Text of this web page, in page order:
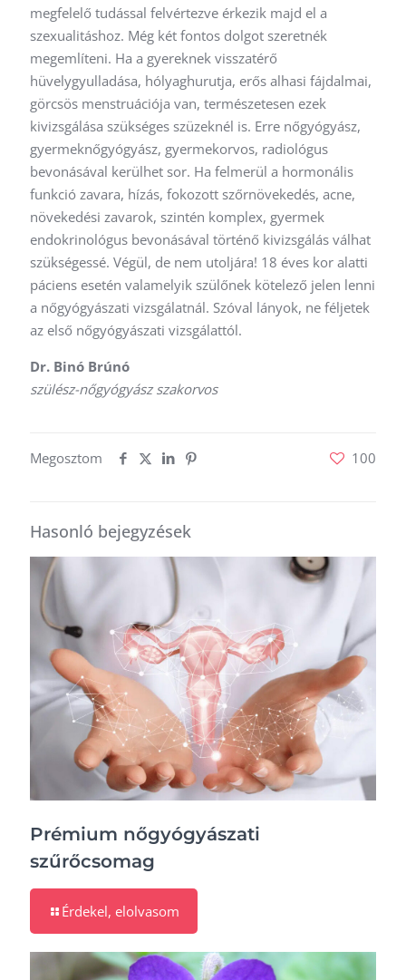
megfelelő tudással felvértezve érkezik majd el a
szexualitáshoz. Még két fontos dolgot szeretnék
megemlíteni. Ha a gyereknek visszatérő
hüvelygyulladása, hólyaghurutja, erős alhasi fájdalmai,
görcsös menstruációja van, természetesen ezek
kivizsgálása szükséges szüzeknél is. Erre nőgyógyász,
gyermeknőgyógyász, gyermekorvos, radiológus
bevonásával kerülhet sor. Ha felmerül a hormonális
funkció zavara, hízás, fokozott szőrnövekedés, acne,
növekedési zavarok, szintén komplex, gyermek
endokrinológus bevonásával történő kivizsgálás válhat
szükségessé. Végül, de nem utoljára! 18 éves kor alatti
páciens esetén valamelyik szülőnek kötelező jelen lenni
a nőgyógyászati vizsgálatnál. Szóval lányok, ne féljetek
az első nőgyógyászati vizsgálattól.
Dr. Binó Brúnó
szülész-nőgyógyász szakorvos
Megosztom 100
Hasonló bejegyzések
Prémium nőgyógyászati
szűrőcsomag
Érdekel, elolvasom